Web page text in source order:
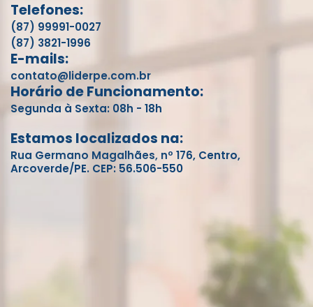
Telefones:
(87) 99991-0027
(87) 3821-1996
E-mails:
contato@liderpe.com.br
Horário de Funcionamento:
Segunda à Sexta: 08h - 18h
Estamos localizados na:
Rua Germano Magalhães, nº 176, Centro,
Arcoverde/PE. CEP: 56.506-550